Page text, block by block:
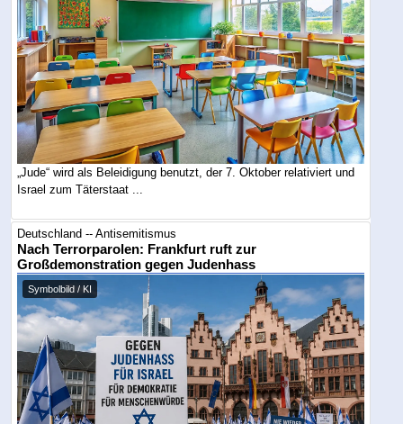
„Jude“ wird als Beleidigung benutzt, der 7. Oktober relativiert und
Israel zum Täterstaat ...
Deutschland -- Antisemitismus
Nach Terrorparolen: Frankfurt ruft zur
Großdemonstration gegen Judenhass
Symbolbild / KI